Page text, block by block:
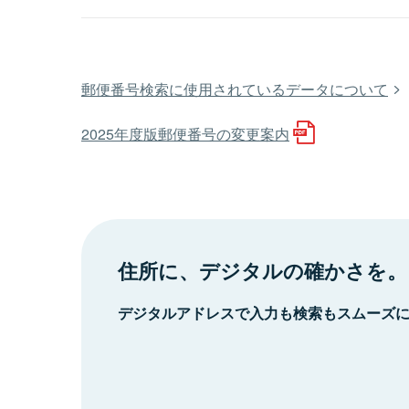
郵便番号検索に使用されているデータについて
2025年度版郵便番号の変更案内
住所に、デジタルの確かさを。
デジタルアドレスで入力も検索もスムーズ